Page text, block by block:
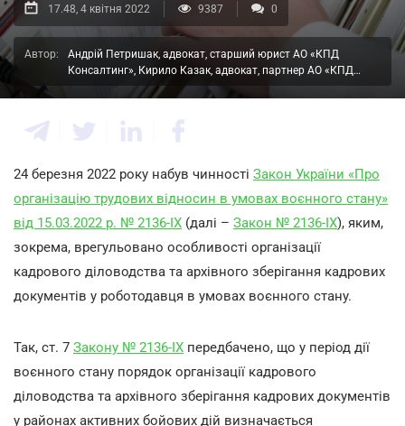
17.48, 4 квітня 2022 9387 0
Автор:
Андрій Петришак, адвокат, старший юрист АО «КПД
Консалтинг», Кирило Казак, адвокат, партнер АО «КПД
Консалтинг»
24 березня 2022 року набув чинності Закон України «Про
організацію трудових відносин в умовах воєнного стану»
від 15.03.2022 р. № 2136-ІХ (далі – Закон № 2136-ІХ), яким,
зокрема, врегульовано особливості організації
кадрового діловодства та архівного зберігання кадрових
документів у роботодавця в умовах воєнного стану.
Так, ст. 7 Закону № 2136-ІХ передбачено, що у період дії
воєнного стану порядок організації кадрового
діловодства та архівного зберігання кадрових документів
у районах активних бойових дій визначається